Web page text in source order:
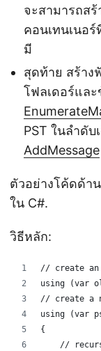
จะสามารถส
คอนเทนเนอ
มี
สุดท้าย สร้าง
โฟลเดอร์แล
PST ในลำดั
AddMessage
ตัวอย่างโค้ดด้า
ใน C#.
วิธีหลัก:
// create an
using (var
// create a
using (var
{
//